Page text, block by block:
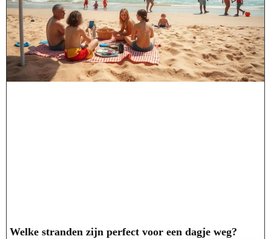
Welke stranden zijn perfect voor een dagje weg?